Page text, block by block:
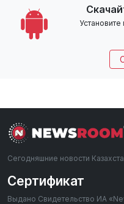
Сегодняшние новости
Сертификат
Выдано Свидетельство ИА